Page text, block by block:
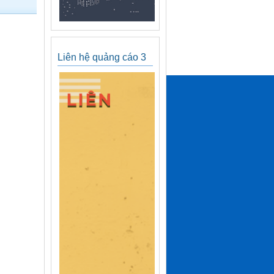
Liên hệ quảng cáo 3